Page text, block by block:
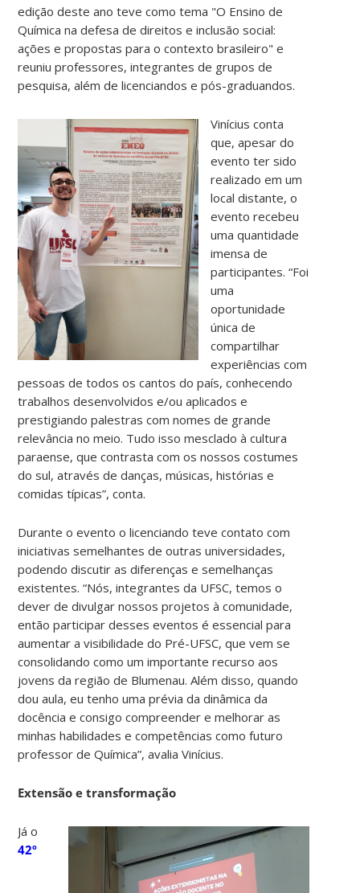
edição deste ano teve como tema "O Ensino de
Química na defesa de direitos e inclusão social:
ações e propostas para o contexto brasileiro" e
reuniu professores, integrantes de grupos de
pesquisa, além de licenciandos e pós-graduandos.
Vinícius conta
que, apesar do
evento ter sido
realizado em um
local distante, o
evento recebeu
uma quantidade
imensa de
participantes. “Foi
uma
oportunidade
única de
compartilhar
experiências com
pessoas de todos os cantos do país, conhecendo
trabalhos desenvolvidos e/ou aplicados e
prestigiando palestras com nomes de grande
relevância no meio. Tudo isso mesclado à cultura
paraense, que contrasta com os nossos costumes
do sul, através de danças, músicas, histórias e
comidas típicas”, conta.
Durante o evento o licenciando teve contato com
iniciativas semelhantes de outras universidades,
podendo discutir as diferenças e semelhanças
existentes. “Nós, integrantes da UFSC, temos o
dever de divulgar nossos projetos à comunidade,
então participar desses eventos é essencial para
aumentar a visibilidade do Pré-UFSC, que vem se
consolidando como um importante recurso aos
jovens da região de Blumenau. Além disso, quando
dou aula, eu tenho uma prévia da dinâmica da
docência e consigo compreender e melhorar as
minhas habilidades e competências como futuro
professor de Química”, avalia Vinícius.
Extensão e transformação
Já o
42º